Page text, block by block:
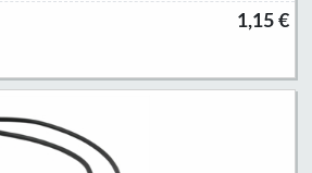
1,15 €